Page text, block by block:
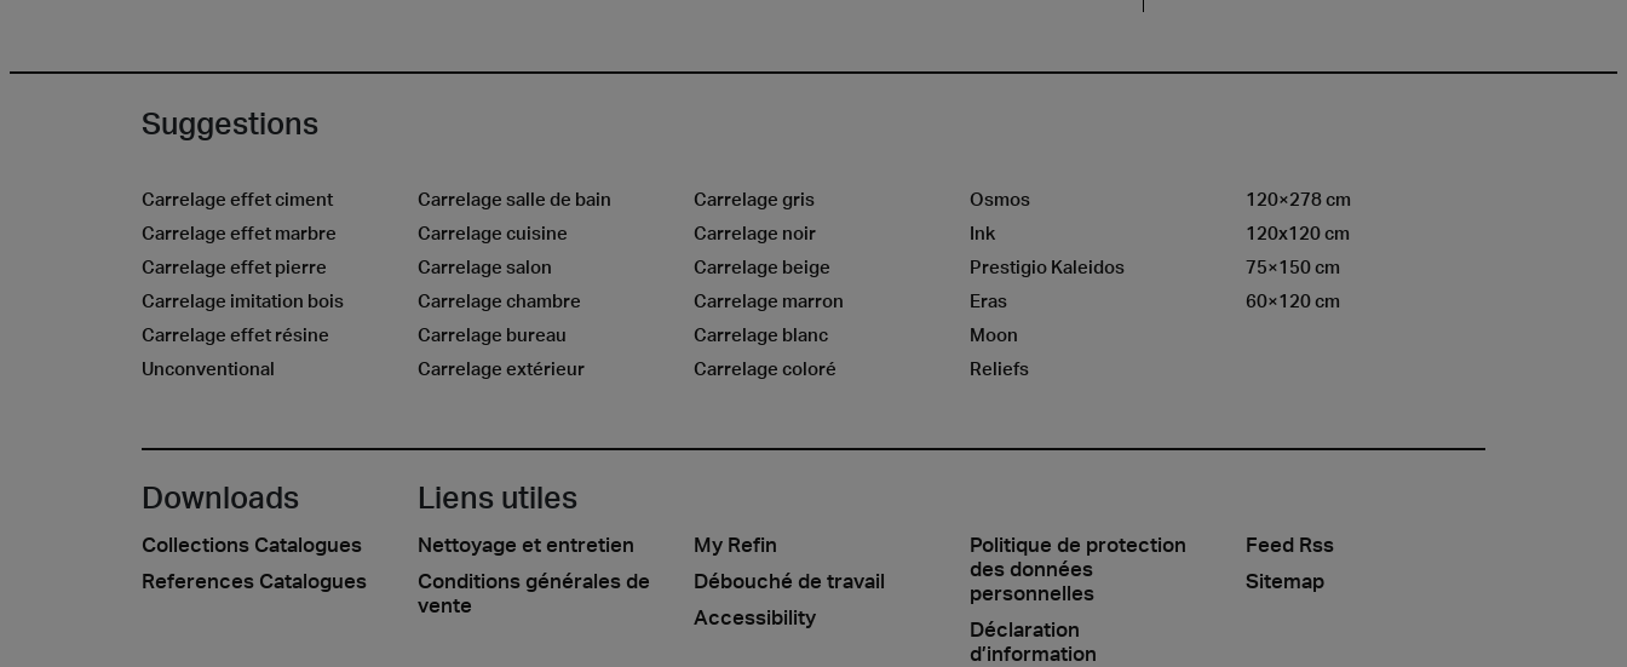
Suggestions
Carrelage effet ciment
Carrelage effet marbre
Carrelage effet pierre
Carrelage imitation bois
Carrelage effet résine
Unconventional
Carrelage salle de bain
Carrelage cuisine
Carrelage salon
Carrelage chambre
Carrelage bureau
Carrelage extérieur
Carrelage gris
Carrelage noir
Carrelage beige
Carrelage marron
Carrelage blanc
Carrelage coloré
Osmos
Ink
Prestigio Kaleidos
Eras
Moon
Reliefs
120×278 cm
120x120 cm
75×150 cm
60×120 cm
Downloads
Collections Catalogues
References Catalogues
Liens utiles
Nettoyage et entretien
Conditions générales de
vente
My Refin
Débouché de travail
Accessibility
Politique de protection
des données
personnelles
Déclaration
d’information
Feed Rss
Sitemap